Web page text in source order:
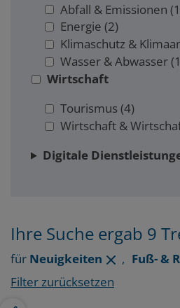
Abfall & Emissionen
Energie (2)
Klimaschutz &
Wasser & Abwasser
Wirtschaft
Tourismus(4)
Wirtschaft &
Digitale
Ihre Suche ergab 9
für Neuigkeiten , Fuß- &
Filter zurücksetzen